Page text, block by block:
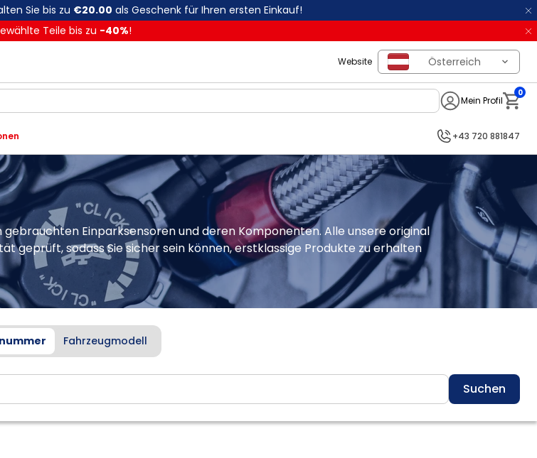
Sie bis zu €20.00 als Geschenk für Ihren ersten Einkauf!
Teile bis zu -40%!
Website Österreich
Mein Profil
0
+43 720 881847
Einparksensoren und deren Komponenten. Alle unsere original
sodass Sie sicher sein können, erstklassige Produkte zu erhalten
Fahrzeugmodell
Suchen